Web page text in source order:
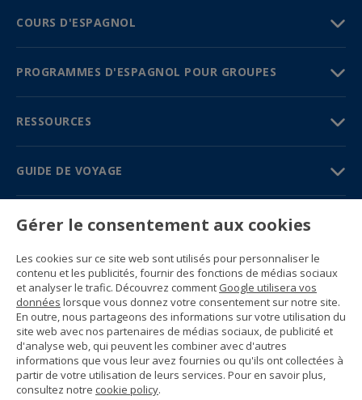
COURS D'ESPAGNOL
PROGRAMMES D'ESPAGNOL POUR GROUPES
RESSOURCES
GUIDE DE VOYAGE
PARTENAIRES
Contactez-nous
Prix et brochures
(+34) 91 594 37 76
Gustavo Fernández Balbuena, 11
28002 Madrid, Spain
Sitemap
Conditions générales
Politique de confidentialité
Politique de cookies d’Enforex
Gérer le consentement aux cookies
Les cookies sur ce site web sont utilisés pour personnaliser le
contenu et les publicités, fournir des fonctions de médias sociaux
et analyser le trafic. Découvrez comment Google utilisera vos
données lorsque vous donnez votre consentement sur notre site.
En outre, nous partageons des informations sur votre utilisation du
site web avec nos partenaires de médias sociaux, de publicité et
d'analyse web, qui peuvent les combiner avec d'autres
informations que vous leur avez fournies ou qu'ils ont collectées à
partir de votre utilisation de leurs services. Pour en savoir plus,
consultez notre cookie policy.